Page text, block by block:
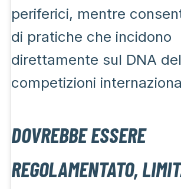
periferici, mentre
di pratiche che incidono
direttamente sul DNA
competizioni
DOVREBBE ESSERE
REGOLAMENTATO,